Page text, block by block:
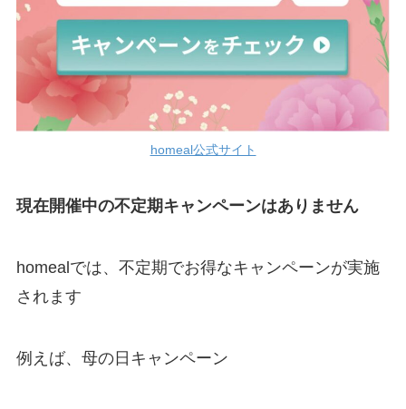
homeal公式サイト
現在開催中の不定期キャンペーンはありません
homealでは、不定期でお得なキャンペーンが実施
されます
例えば、母の日キャンペーン